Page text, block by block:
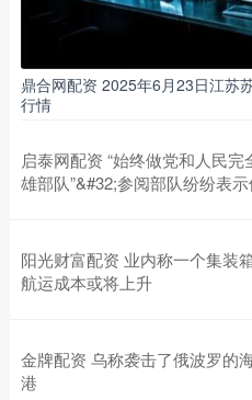
鼎合网配资 2025年6月23日江苏
行情
启泰网配资 “始终做党和人民
雄部队”&#32;参阅部队纷纷表
阳光财富配资 业内称一个集装
航运成本或将上升
金牌配资 乌称袭击了俄波罗的
港